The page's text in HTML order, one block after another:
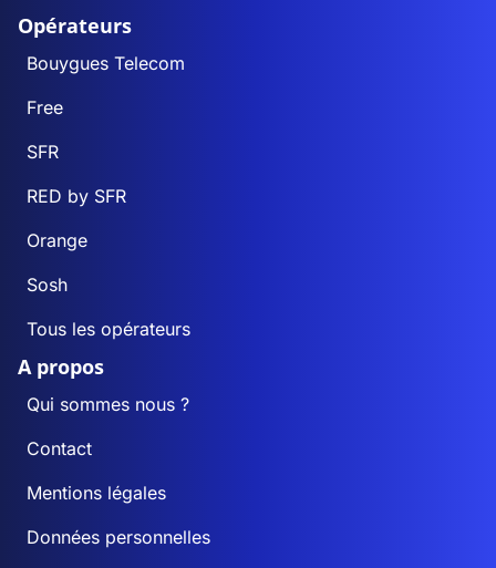
Opérateurs
Bouygues Telecom
Free
SFR
RED by SFR
Orange
Sosh
Tous les opérateurs
A propos
Qui sommes nous ?
Contact
Mentions légales
Données personnelles